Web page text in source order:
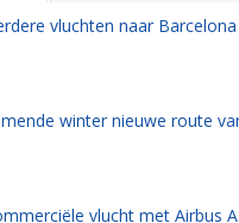
vluchten naar
winter nieuwe route
vlucht met Airbus